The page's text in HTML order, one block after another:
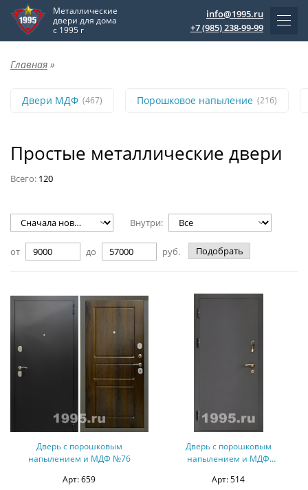
Металлические
двери для дома
с 1995 г
info@1995.ru
+7 (985) 238-99-99
Главная »
Двери МДФ (467) Порошковое напыление (216)
Простые металлические двери
Всего: 120
Внутри:
от до руб. Подобрать
Дверь с порошковым
напылением и МДФ №76
Арт: 659
Дверь с порошковым
напылением и МДФ
Арт: 514